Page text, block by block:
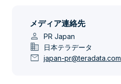
メディア連絡先
person PR Japan
domain 日本テラデータ
mail japan-pr@teradata.com